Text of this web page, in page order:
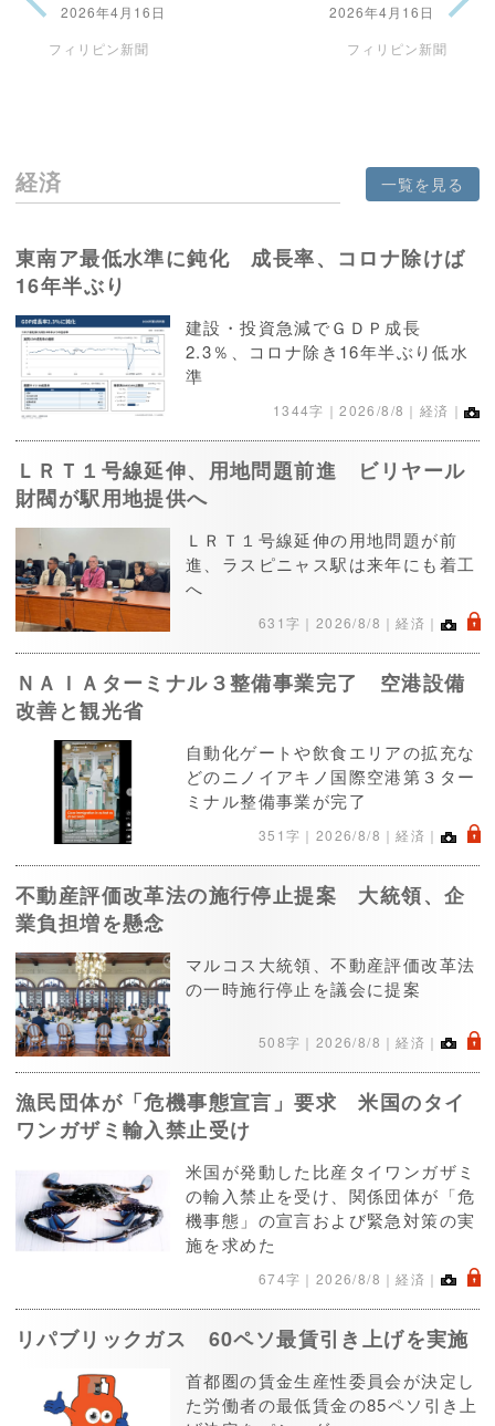
2026年4月16日
フィリピン新聞
2026年4月16日
フィリピン新聞
経済 一覧を見る
東南ア最低水準に鈍化 成長率、コロナ除けば
16年半ぶり
建設・投資急減でＧＤＰ成長
2.3％、コロナ除き16年半ぶり低水
準
1344字｜2026/8/8 ｜経済｜
ＬＲＴ１号線延伸、用地問題前進 ビリヤール
財閥が駅用地提供へ
ＬＲＴ１号線延伸の用地問題が前
進、ラスピニャス駅は来年にも着工
へ
631字｜ 2026/8/8 ｜経済｜ .
ＮＡＩＡターミナル３整備事業完了 空港設備
改善と観光省
自動化ゲートや飲食エリアの拡充な
どのニノイアキノ国際空港第３ター
ミナル整備事業が完了
351字｜ 2026/8/8 ｜経済｜ .
不動産評価改革法の施行停止提案 大統領、企
業負担増を懸念
マルコス大統領、不動産評価改革法
の一時施行停止を議会に提案
508字｜ 2026/8/8 ｜経済｜ .
漁民団体が「危機事態宣言」要求 米国のタイ
ワンガザミ輸入禁止受け
米国が発動した比産タイワンガザミ
の輸入禁止を受け、関係団体が「危
機事態」の宣言および緊急対策の実
施を求めた
674字｜ 2026/8/8 ｜経済｜ .
リパブリックガス 60ペソ最賃引き上げを実施
首都圏の賃金生産性委員会が決定し
た労働者の最低賃金の85ペソ引き上